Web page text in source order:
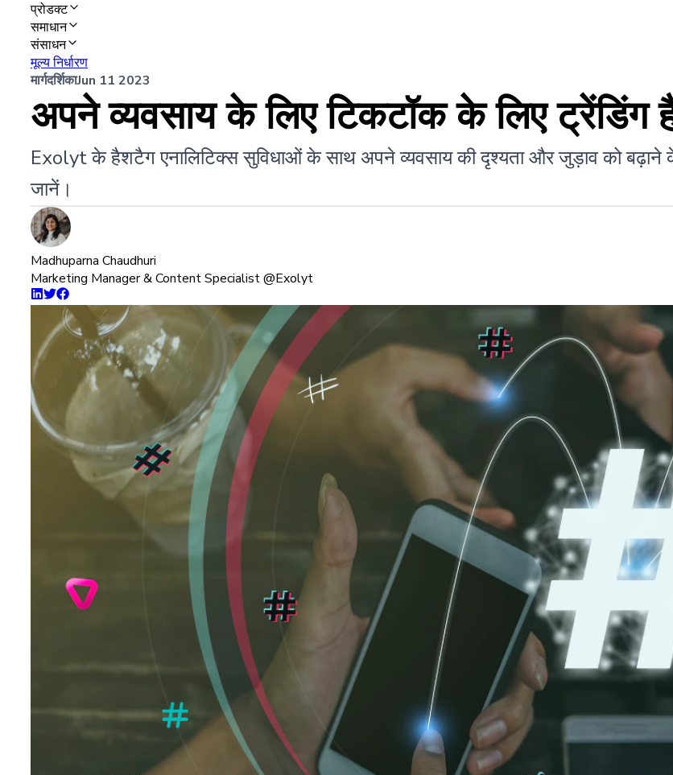
प्रोडक्ट
समाधान
संसाधन
मूल्य निर्धारण
मार्गदर्शिकाJun 11 2023
अपने व्यवसाय के लिए टिकटॉक के लिए
Exolyt के हैशटैग एनालिटिक्स सुविधाओं के साथ अपने व्यवसाय की दृश्यता और जुड़ाव को
जानें।
Madhuparna Chaudhuri
Marketing Manager & Content Specialist @Exolyt